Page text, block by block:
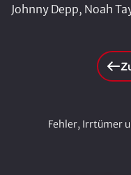
Johnny Depp, Noah
Fehler, Irrtümer